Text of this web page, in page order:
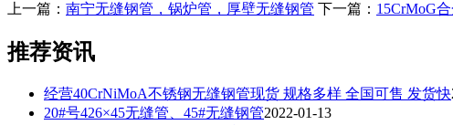
上一篇： 南宁无缝钢管，锅炉管，厚壁无缝钢管 下一篇： 15CrMoG
推荐资讯
经营40CrNiMoA不锈钢无缝钢管现货 规格多样 全国可售 发货快
20#号426×45无缝管、45#无缝钢管2022-01-13